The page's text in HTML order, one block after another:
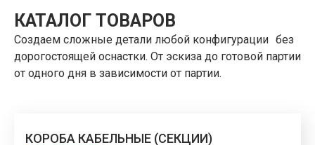
КАТАЛОГ ТОВАРОВ
Создаем сложные детали любой конфигурации без
дорогостоящей оснастки. От эскиза до готовой партии
от одного дня в зависимости от партии.
КОРОБА КАБЕЛЬНЫЕ (СЕКЦИИ)